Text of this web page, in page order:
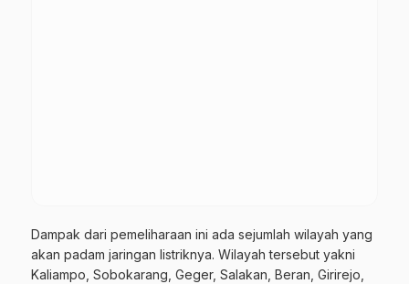
Dampak dari pemeliharaan ini ada sejumlah wilayah yang
akan padam jaringan listriknya. Wilayah tersebut yakni
Kaliampo, Sobokarang, Geger, Salakan, Beran, Girirejo,